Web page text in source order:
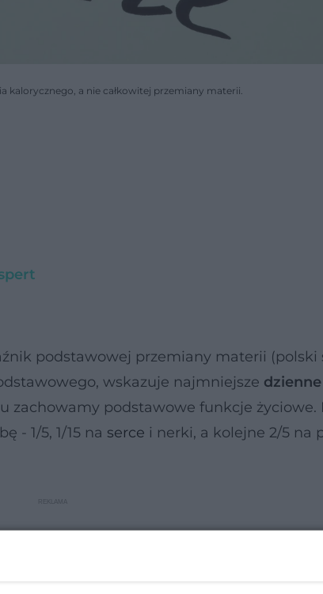
kalorycznego, a nie całkowitej przemiany materii.
podstawowej przemiany materii (polski
wskazuje najmniejsze dzienne
zachowamy podstawowe funkcje życiowe.
- 1/5, 1/15 na serce i nerki, a kolejne 2/5 na